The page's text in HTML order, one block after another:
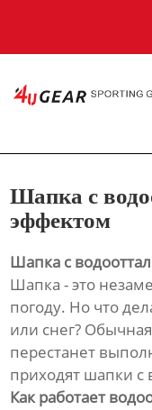
Контакты
Шапка с
эффектом
Шапка с
Шапка - это
погоду. Но что
или снег?
перестанет
приходят шапки
Как работает